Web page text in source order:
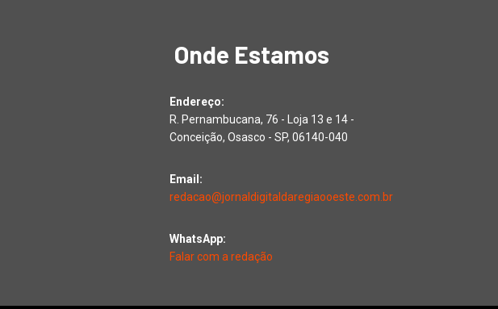
Onde Estamos
Endereço:
R. Pernambucana, 76 - Loja 13 e 14 -
Conceição, Osasco - SP, 06140-040
Email:
redacao@jornaldigitaldaregiaooeste.com.br
WhatsApp:
Falar com a redação